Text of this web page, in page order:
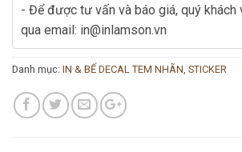
- Để được tư vấn và báo giá, quý
qua email: in@inlamson.vn
Danh mục: IN & BẾ DECAL TEM NHÃN, STICKER